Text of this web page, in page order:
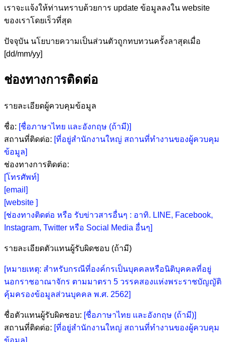
เราจะแจ้งให้ท่านทราบด้วยการ update ข้อมูลลงใน website
ของเราโดยเร็วที่สุด
ปัจจุบัน นโยบายความเป็นส่วนตัวถูกทบทวนครั้งลาสุดเมื่อ
[dd/mm/yy]
ช่องทางการติดต่อ
รายละเอียดผู้ควบคุมข้อมูล
ชื่อ: [ชื่อภาษาไทย และอังกฤษ (ถ้ามี)]
สถานที่ติดต่อ: [ที่อยู่สำนักงานใหญ่ สถานที่ทำงานของผู้ควบคุม
ข้อมูล]
ช่องทางการติดต่อ:
[โทรศัพท์]
[email]
[website ]
[ช่องทางติดต่อ หรือ รับข่าวสารอื่นๆ : อาทิ. LINE, Facebook,
Instagram, Twitter หรือ Social Media อื่นๆ]
รายละเอียดตัวแทนผู้รับผิดชอบ (ถ้ามี)
[หมายเหตุ: สำหรับกรณีที่องค์กรเป็นบุคคลหรือนิติบุคคลที่อยู่
นอกราชอาณาจักร ตามมาตรา 5 วรรคสองแห่งพระราชบัญญัติ
คุ้มครองข้อมูลส่วนบุคคล พ.ศ. 2562]
ชื่อตัวแทนผู้รับผิดชอบ: [ชื่อภาษาไทย และอังกฤษ (ถ้ามี)]
สถานที่ติดต่อ: [ที่อยู่สำนักงานใหญ่ สถานที่ทำงานของผู้ควบคุม
ข้อมูล]